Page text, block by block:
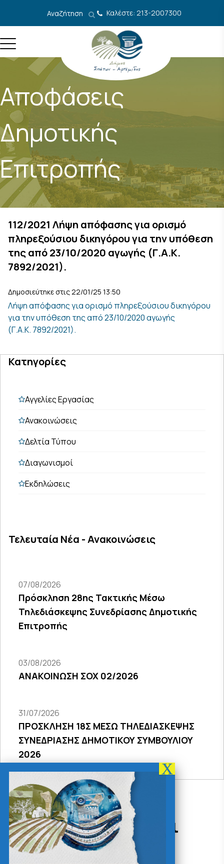
Αναζήτηση Καλέστε: 213-2007300
Αποφάσεις
Δημοτικής
Επιτροπής
112/2021 Λήψη απόφασης για ορισμό
πληρεξούσιου δικηγόρου για την υπόθεση
της από 23/10/2020 αγωγής (Γ.Α.Κ.
7892/2021).
Δημοσιεύτηκε στις 22/01/25 13:50
Λήψη απόφασης για ορισμό πληρεξούσιου δικηγόρου
για την υπόθεση της από 23/10/2020 αγωγής
(Γ.Α.Κ. 7892/2021).
Κατηγορίες
Αγγελίες Εργασίας
Ανακοινώσεις
Δελτία Τύπου
Διαγωνισμοί
Εκδηλώσεις
Τελευταία Νέα - Ανακοινώσεις
07/08/2026
Πρόσκληση 28ης Τακτικής Μέσω
Τηλεδιάσκεψης Συνεδρίασης Δημοτικής
Επιτροπής
03/08/2026
ΑΝΑΚΟΙΝΩΣΗ ΣΟΧ 02/2026
31/07/2026
ΠΡΟΣΚΛΗΣΗ 18Σ ΜΕΣΩ ΤΗΛΕΔΙΑΣΚΕΨΗΣ
ΣΥΝΕΔΡΙΑΣΗΣ ΔΗΜΟΤΙΚΟΥ ΣΥΜΒΟΥΛΙΟΥ
2026
Δράσεις - Χρήσιμοι
Σύνδεσμοι